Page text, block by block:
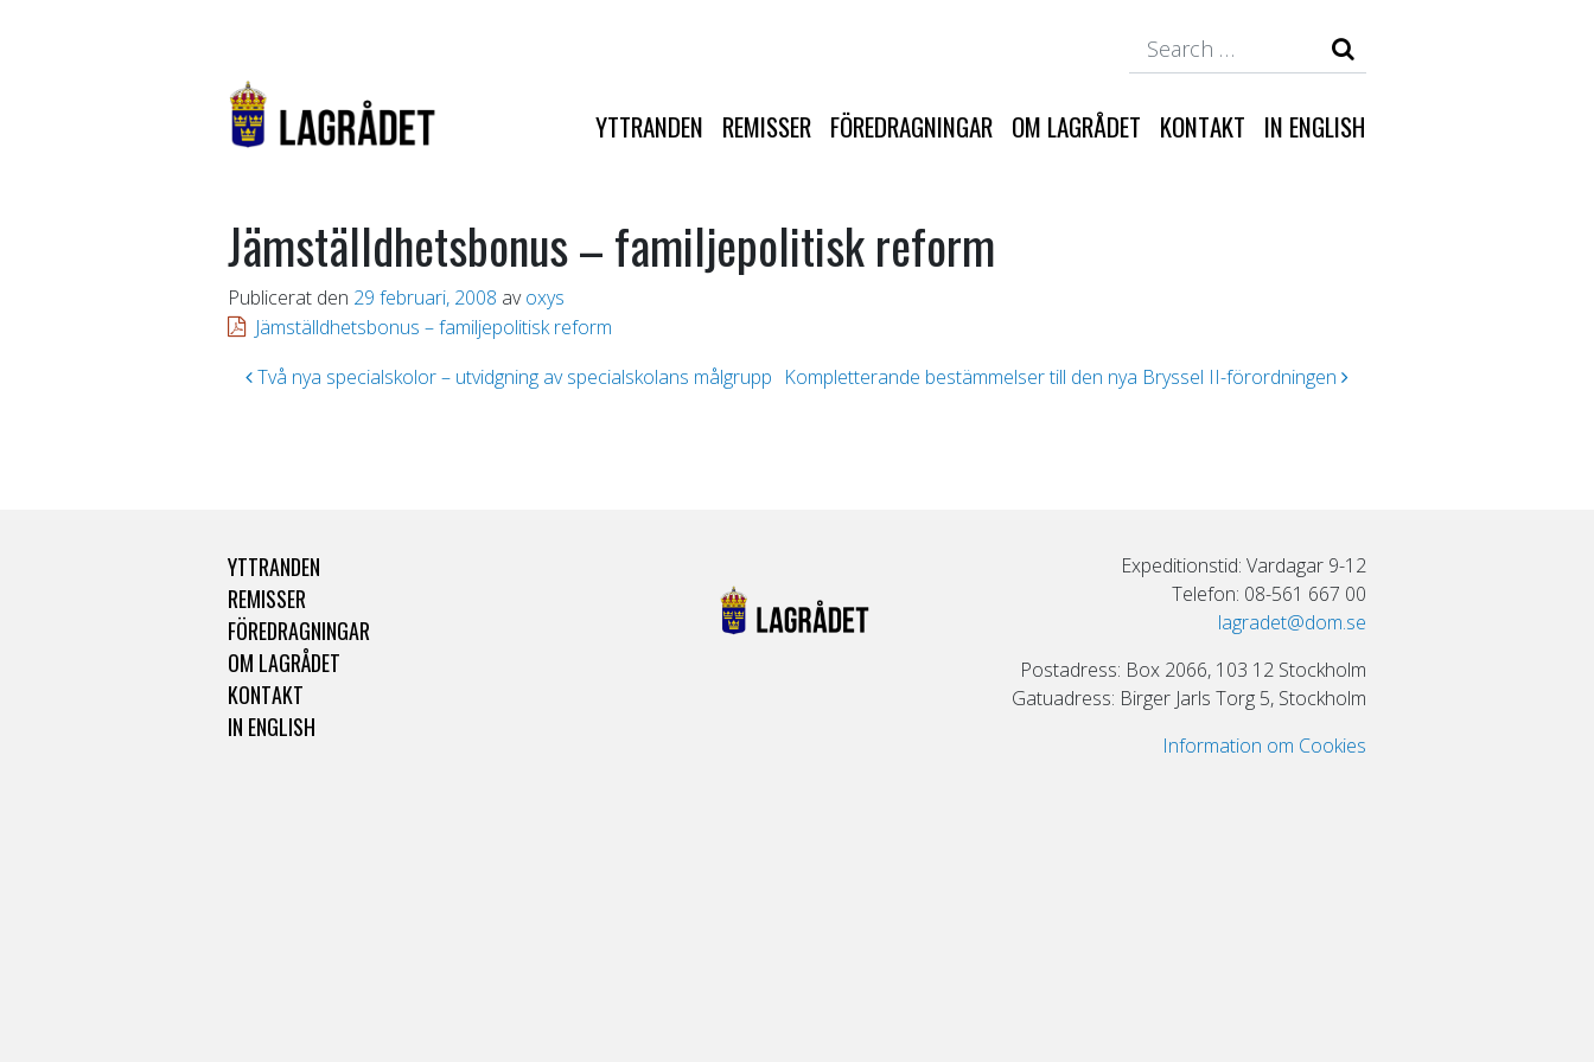
YTTRANDEN REMISSER FÖREDRAGNINGAR OM LAGRÅDET KONTAKT IN ENGLISH
Jämställdhetsbonus – familjepolitisk reform
Publicerat den 29 februari, 2008 av oxys
Jämställdhetsbonus – familjepolitisk reform
Inläggsnavigering
Två nya specialskolor – utvidgning av specialskolans målgrupp Kompletterande bestämmelser till den nya Bryssel II-förordningen
YTTRANDEN
REMISSER
FÖREDRAGNINGAR
OM LAGRÅDET
KONTAKT
IN ENGLISH
Expeditionstid: Vardagar 9-12
Telefon: 08-561 667 00
lagradet@dom.se
Postadress: Box 2066, 103 12 Stockholm
Gatuadress: Birger Jarls Torg 5, Stockholm
Information om Cookies